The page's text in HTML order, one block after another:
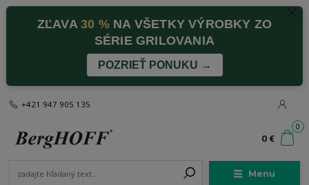
ZĽAVA30 %NA VŠETKY VÝROBKY ZO
SÉRIE GRILOVANIA
POZRIEŤ PONUKU →
Menu
+421 947 905 135
0
0 €